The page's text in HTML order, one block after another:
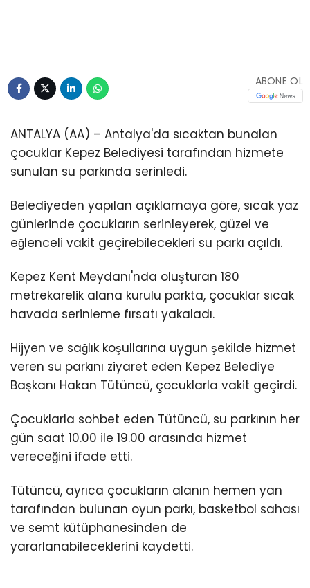
Instagram
Youtube
ABONE OL
ANTALYA (AA) – Antalya'da sıcaktan bunalan
çocuklar Kepez Belediyesi tarafından hizmete
sunulan su parkında serinledi.
Belediyeden yapılan açıklamaya göre, sıcak yaz
günlerinde çocukların serinleyerek, güzel ve
eğlenceli vakit geçirebilecekleri su parkı açıldı.
Kepez Kent Meydanı'nda oluşturan 180
metrekarelik alana kurulu parkta, çocuklar sıcak
havada serinleme fırsatı yakaladı.
Hijyen ve sağlık koşullarına uygun şekilde hizmet
veren su parkını ziyaret eden Kepez Belediye
Başkanı Hakan Tütüncü, çocuklarla vakit geçirdi.
Çocuklarla sohbet eden Tütüncü, su parkının her
gün saat 10.00 ile 19.00 arasında hizmet
vereceğini ifade etti.
Tütüncü, ayrıca çocukların alanın hemen yan
tarafından bulunan oyun parkı, basketbol sahası
ve semt kütüphanesinden de
yararlanabileceklerini kaydetti.